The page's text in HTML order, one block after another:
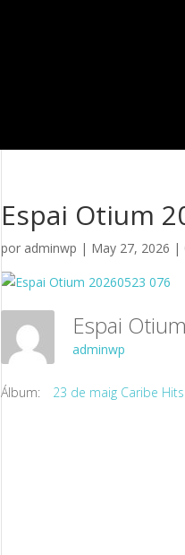
Espai Otium
por adminwp | May 27, 2026 |
Espai
adminwp
Álbum: 23 de maig Caribe Hits